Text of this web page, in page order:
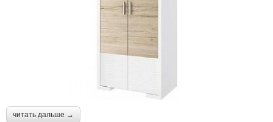
читать дальше →